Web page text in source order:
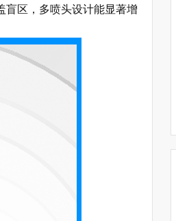
盲区，多喷头设计能显著增